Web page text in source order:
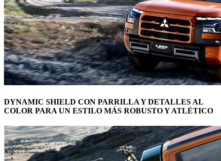
DYNAMIC SHIELD CON PARRILLA Y DETALLES AL
COLOR PARA UN ESTILO MÁS ROBUSTO Y ATLÉTICO